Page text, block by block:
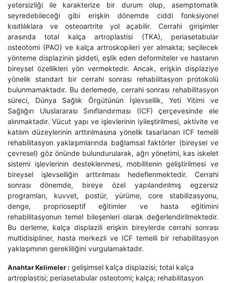
yetersizliği ile karakterize bir durum olup, asemptomatik
seyredebileceği gibi erişkin dönemde ciddi fonksiyonel
kısıtlılıklara ve osteoartrite yol açabilir. Cerrahi girişimler
arasında total kalça artroplastisi (TKA), periasetabular
osteotomi (PAO) ve kalça artroskopileri yer almakta; seçilecek
yönteme displazinin şiddeti, eşlik eden deformiteler ve hastanın
bireysel özellikleri yön vermektedir. Ancak, erişkin displaziye
yönelik standart bir cerrahi sonrası rehabilitasyon protokolü
bulunmamaktadır. Bu derlemede, cerrahi sonrası rehabilitasyon
süreci, Dünya Sağlık Örgütünün İşlevsellik, Yeti Yitimi ve
Sağlığın Uluslararası Sınıflandırması (ICF) çerçevesinde ele
alınmaktadır. Vücut yapı ve işlevlerinin iyileştirilmesi, aktivite ve
katılım düzeylerinin arttırılmasına yönelik tasarlanan ICF temelli
rehabilitasyon yaklaşımlarında bağlamsal faktörler (bireysel ve
çevresel) göz önünde bulundurularak, ağrı yönetimi, kas iskelet
sistemi işlevlerinin desteklenmesi, mobilitenin geliştirilmesi ve
bireysel işlevselliğin arttırılması hedeflenmektedir. Cerrahi
sonrası dönemde, bireye özel yapılandırılmış egzersiz
programları, kuvvet, postür, yürüme, core stabilizasyonu,
denge, proprioseptif eğitimler ve hasta eğitimini
rehabilitasyonun temel bileşenleri olarak değerlendirilmektedir.
Bu derleme, kalça displazili erişkin bireylerde cerrahi sonrası
multidisipliner, hasta merkezli ve ICF temelli bir rehabilitasyon
yaklaşımının gerekliliğini vurgulamaktadır.
Anahtar Kelimeler : gelişimsel kalça displazisi; total kalça
artroplastisi; periasetabular osteotomi; kalça; rehabilitasyon